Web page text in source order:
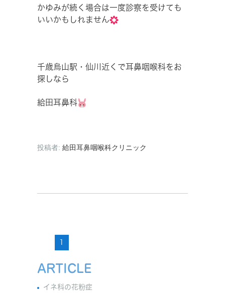
かゆみが続く場合は一度診察を受けても
いいかもしれません
千歳烏山駅・仙川近くで耳鼻咽喉科をお
探しなら
給田耳鼻科
投稿者: 給田耳鼻咽喉科クリニック
ARTICLE
イネ科の花粉症